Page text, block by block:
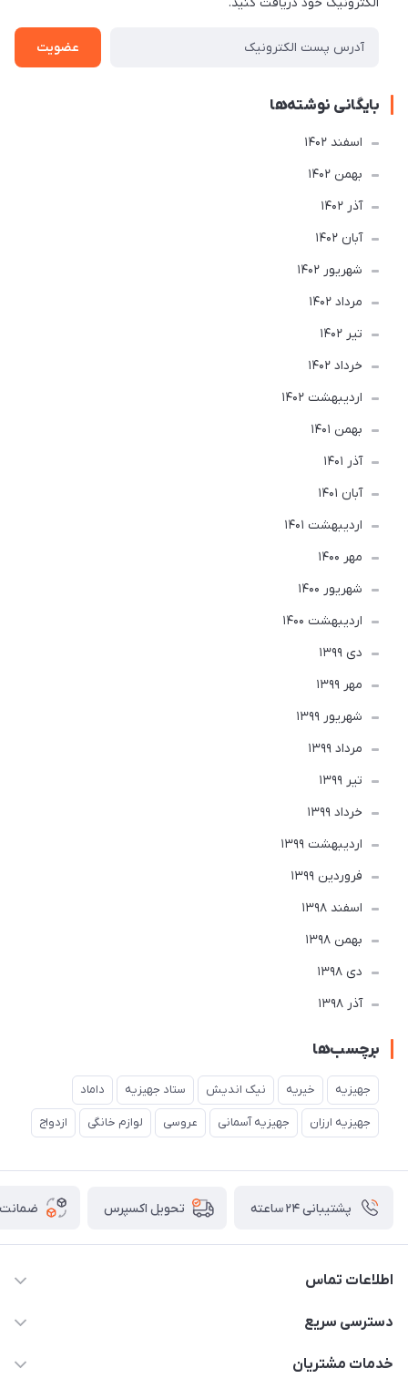
عضویت
بایگانی نوشته‌ها
اسفند 1402
بهمن 1402
آذر 1402
آبان 1402
شهریور 1402
مرداد 1402
تير 1402
خرداد 1402
ارديبهشت 1402
بهمن 1401
آذر 1401
آبان 1401
ارديبهشت 1401
مهر 1400
شهریور 1400
ارديبهشت 1400
دی 1399
مهر 1399
شهریور 1399
مرداد 1399
تير 1399
خرداد 1399
ارديبهشت 1399
فروردین 1399
اسفند 1398
بهمن 1398
دی 1398
آذر 1398
برچسب‌ها
جهیزیه خیریه نیک اندیش ستاد جهیزیه داماد
جهیزیه ارزان جهیزیه آسمانی عروسی لوازم خانگی ازدواج
پشتیبانی ۲۴ ساعته تحویل اکسپرس ضمانت
اطلاعات تماس
02177111474
دسترسی سریع
حساب کاربری
خدمات مشتریان